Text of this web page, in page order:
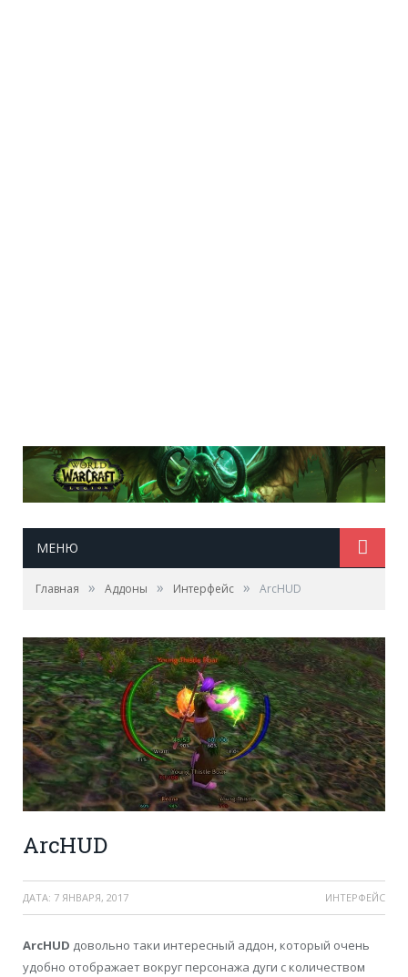
МЕНЮ
Главная » Аддоны » Интерфейс » ArcHUD
ArcHUD
ДАТА: 7 ЯНВАРЯ, 2017 ИНТЕРФЕЙС
ArcHUD довольно таки интересный аддон, который очень
удобно отображает вокруг персонажа дуги с количеством